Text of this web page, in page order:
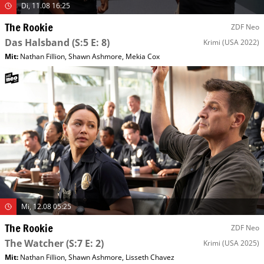
Di, 11.08 16:25
The Rookie ZDF Neo
Das Halsband (S:5 E: 8) Krimi (USA 2022)
Mit: Nathan Fillion,Shawn Ashmore, Mekia Cox
Mi, 12.08 05:25
The Rookie ZDF Neo
The Watcher(S:7 E: 2) Krimi (USA 2025)
Mit: Nathan Fillion,Shawn Ashmore, Lisseth Chavez